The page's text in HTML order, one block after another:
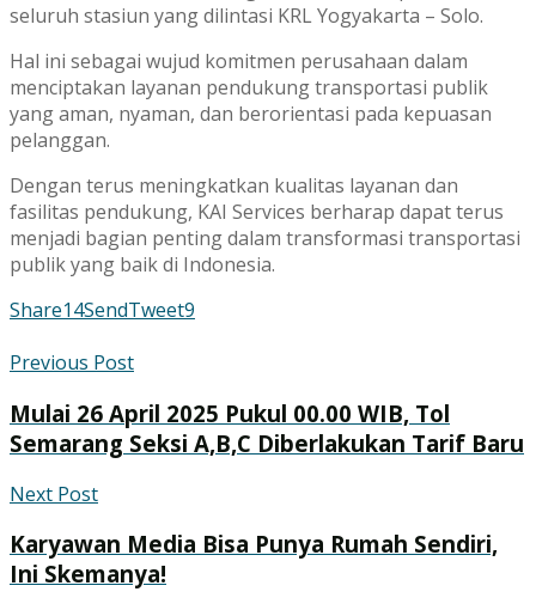
seluruh stasiun yang dilintasi KRL Yogyakarta – Solo.
Hal ini sebagai wujud komitmen perusahaan dalam
menciptakan layanan pendukung transportasi publik
yang aman, nyaman, dan berorientasi pada kepuasan
pelanggan.
Dengan terus meningkatkan kualitas layanan dan
fasilitas pendukung, KAI Services berharap dapat terus
menjadi bagian penting dalam transformasi transportasi
publik yang baik di Indonesia.
Share14SendTweet9
Previous Post
Mulai 26 April 2025 Pukul 00.00 WIB, Tol
Semarang Seksi A,B,C Diberlakukan Tarif Baru
Next Post
Karyawan Media Bisa Punya Rumah Sendiri,
Ini Skemanya!